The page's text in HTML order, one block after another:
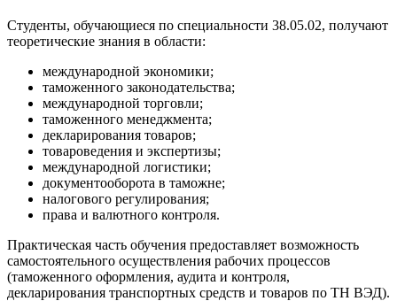
Студенты, обучающиеся по специальности 38.05.02, получают
теоретические знания в области:
международной экономики;
таможенного законодательства;
международной торговли;
таможенного менеджмента;
декларирования товаров;
товароведения и экспертизы;
международной логистики;
документооборота в таможне;
налогового регулирования;
права и валютного контроля.
Практическая часть обучения предоставляет возможность
самостоятельного осуществления рабочих процессов
(таможенного оформления, аудита и контроля,
декларирования транспортных средств и товаров по ТН ВЭД).